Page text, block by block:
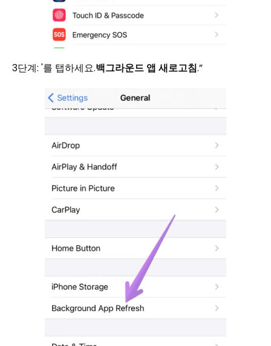
3단계: '를 탭하세요.백그라운드 앱 새로고침.”